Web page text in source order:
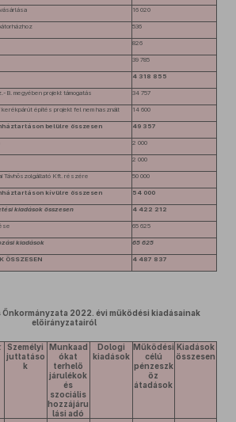
16 020
536
826
39 785
4 318 8 55
megyében projekt támogatás
34 757
építés projekt fel nem használt
14 600
belülre összesen 49 357
2 000
2 000
Távhőszolgáltató Kft. részére 50 000
kívülre összesen 54 000
kiadások összesen 4 422 212
65 625
kiadások 65 625
ÖSSZESEN 4 487 8 37
Önkormányzata 2022. évi működési kiadásainak
előirányzatairól
Személyi
juttatáso
k
Munkaad
ókat
terhelő
járulékok
és
szociális
hozzájáru
lási adó
Dologi
kiadások
Működési
célú
pénzeszk
öz
átadások
Kiadások
összesen